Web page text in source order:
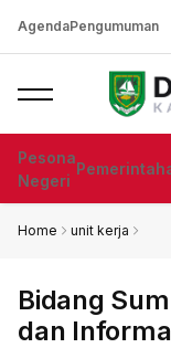
AgendaPengumuman
Pesona
Negeri
Home unit kerja
Bidang
dan